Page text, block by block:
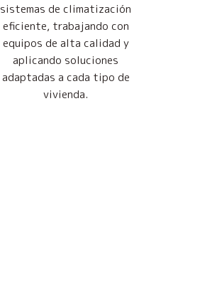
sistemas de climatización
eficiente, trabajando con
equipos de alta calidad y
aplicando soluciones
adaptadas a cada tipo de
vivienda.